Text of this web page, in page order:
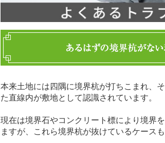
本来土地には四隅に境界杭が打ちこまれ、
た直線内が敷地として認識されています。
現在は境界石やコンクリート標により境界
ますが、これら境界杭が抜けているケース